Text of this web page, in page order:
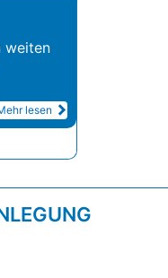
weiten
lesen